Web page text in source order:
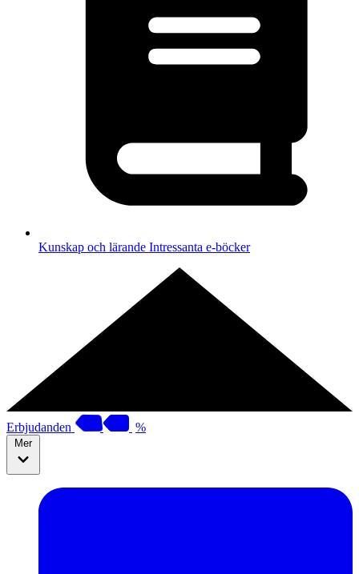
Kunskap och lärande Intressanta e-böcker
Erbjudanden %
Mer